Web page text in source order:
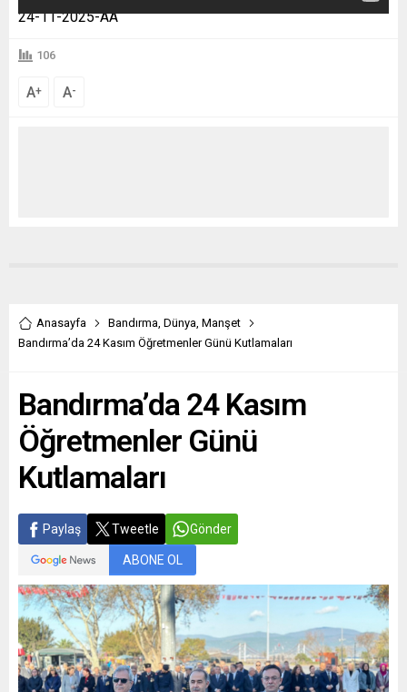
24-11-2025-AA
106
A+ A-
Anasayfa Bandırma Dünya Manşet
Bandırma’da 24 Kasım Öğretmenler Günü Kutlamaları
Bandırma’da 24 Kasım
Öğretmenler Günü
Kutlamaları
Paylaş Tweetle Gönder
ABONE OL